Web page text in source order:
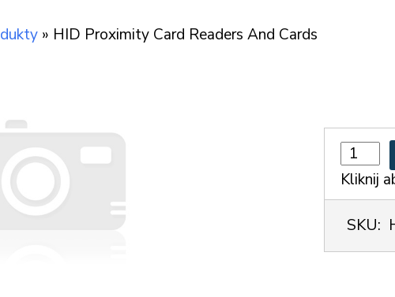
» HID Proximity Card Readers And Cards
Kliknij
SKU: